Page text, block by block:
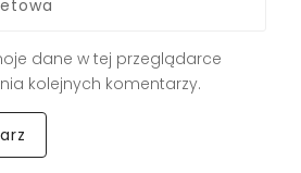
dane w tej przeglądarce
kolejnych komentarzy.